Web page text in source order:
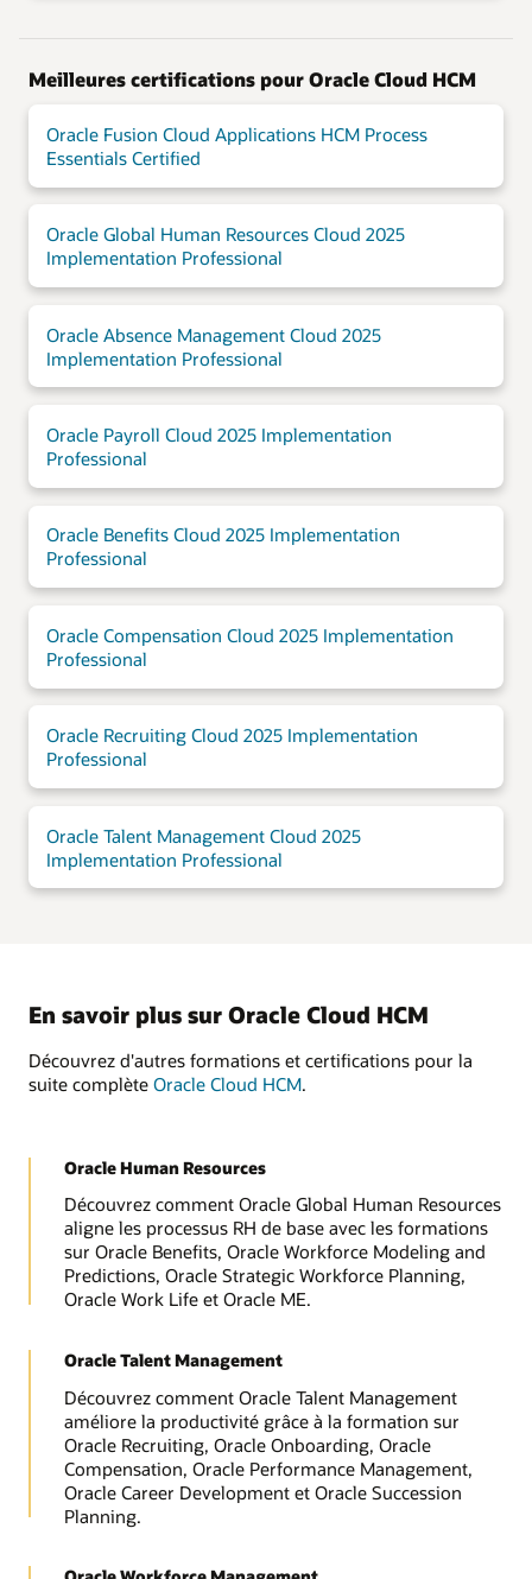
Meilleures certifications pour Oracle Cloud HCM
Oracle Fusion Cloud Applications HCM Process
Essentials Certified
Oracle Global Human Resources Cloud 2025
Implementation Professional
Oracle Absence Management Cloud 2025
Implementation Professional
Oracle Payroll Cloud 2025 Implementation
Professional
Oracle Benefits Cloud 2025 Implementation
Professional
Oracle Compensation Cloud 2025 Implementation
Professional
Oracle Recruiting Cloud 2025 Implementation
Professional
Oracle Talent Management Cloud 2025
Implementation Professional
En savoir plus sur Oracle Cloud HCM
Découvrez d'autres formations et certifications pour la
suite complète Oracle Cloud HCM.
Oracle Human Resources
Découvrez comment Oracle Global Human Resources
aligne les processus RH de base avec les formations
sur Oracle Benefits, Oracle Workforce Modeling and
Predictions, Oracle Strategic Workforce Planning,
Oracle Work Life et Oracle ME.
Oracle Talent Management
Découvrez comment Oracle Talent Management
améliore la productivité grâce à la formation sur
Oracle Recruiting, Oracle Onboarding, Oracle
Compensation, Oracle Performance Management,
Oracle Career Development et Oracle Succession
Planning.